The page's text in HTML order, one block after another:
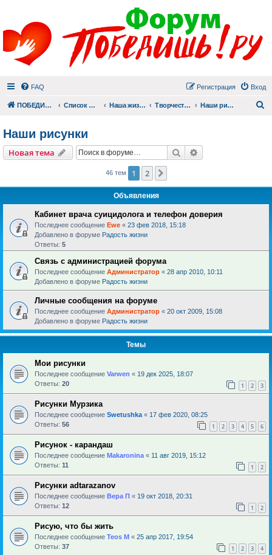
FAQ Вход
Регистрация
ПОБЕДИШЬ.РУ Список форумов Наша жизнь (не всё же о суициде!) Творчество Наши рисунки
Наши рисунки
Новая тема Поиск
46 тем 1 2
Объявления
Кабинет врача суицидолога и телефон доверия
Последнее сообщение Ewe « 23 фев 2018, 15:18
Добавлено в форуме Радость жизни
Ответы: 5
Связь с администрацией форума
Последнее сообщение Администратор « 28 апр 2010, 10:11
Добавлено в форуме Радость жизни
Личные сообщения на форуме
Последнее сообщение Администратор « 20 окт 2009, 15:08
Добавлено в форуме Радость жизни
Темы
Мои рисунки
Последнее сообщение Varwen « 19 дек 2025, 18:07
Ответы: 20 1 2 3
Рисунки Мурзика
Последнее сообщение Swetushka « 17 фев 2020, 08:25
Ответы: 56 1 2 3 4 5 6
Рисунок - карандаш
Последнее сообщение Makaronina « 11 авг 2019, 15:12
Ответы: 11 1 2
Рисунки adtarazanov
Последнее сообщение Вера П « 19 окт 2018, 20:31
Ответы: 12 1 2
Рисую, что бы жить
Последнее сообщение Teos M « 25 апр 2017, 19:54
Ответы: 37 1 2 3 4